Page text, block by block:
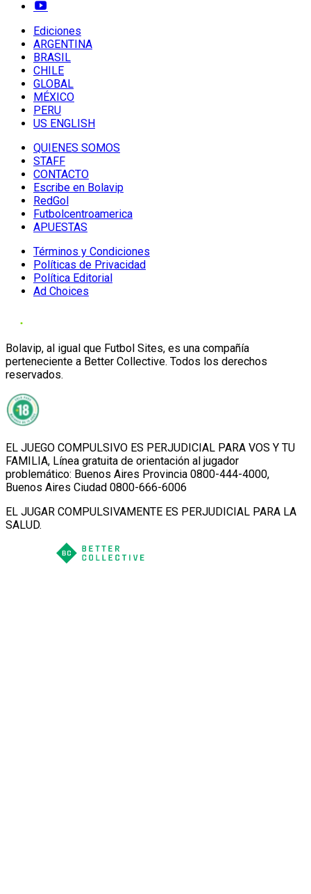
Ediciones
ARGENTINA
BRASIL
CHILE
GLOBAL
MÉXICO
PERU
US ENGLISH
QUIENES SOMOS
STAFF
CONTACTO
Escribe en Bolavip
RedGol
Futbolcentroamerica
APUESTAS
Términos y Condiciones
Políticas de Privacidad
Política Editorial
Ad Choices
Bolavip, al igual que Futbol Sites, es una compañía
perteneciente a Better Collective. Todos los derechos
reservados.
EL JUEGO COMPULSIVO ES PERJUDICIAL PARA VOS Y TU
FAMILIA, Línea gratuita de orientación al jugador
problemático: Buenos Aires Provincia 0800-444-4000,
Buenos Aires Ciudad 0800-666-6006
EL JUGAR COMPULSIVAMENTE ES PERJUDICIAL PARA LA
SALUD.